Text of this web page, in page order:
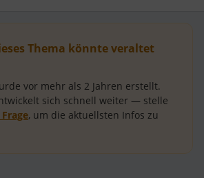
Thema könnte veraltet
vor mehr als 2 Jahren erstellt.
sich schnell weiter — stelle
, um die aktuellsten Infos zu